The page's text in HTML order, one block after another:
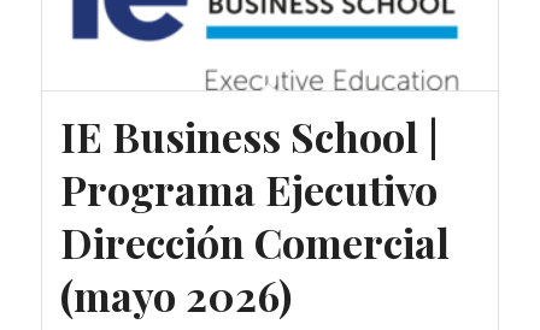
IE Business School |
Programa Ejecutivo
Dirección Comercial
(mayo 2026)